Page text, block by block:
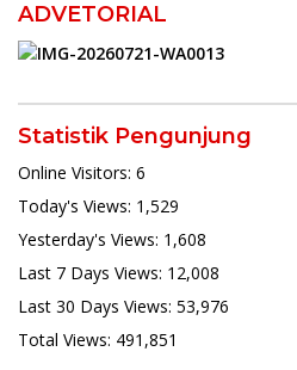
ADVETORIAL
Statistik Pengunjung
Online Visitors: 6
Today's Views: 1,529
Yesterday's Views: 1,608
Last 7 Days Views: 12,008
Last 30 Days Views: 53,976
Total Views: 491,851